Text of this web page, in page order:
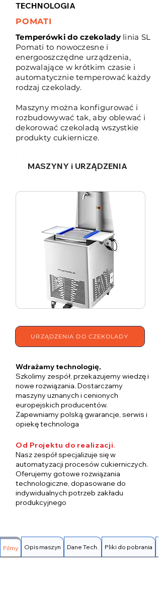
TECHNOLOGIA
POMATI
Temperówki do czekolady linia SL
Pomati to nowoczesne i
energooszczędne urządzenia,
pozwalające w krótkim czasie i
automatycznie temperować każdy
rodzaj czekolady.
Maszyny można konfigurować i
rozbudowywać tak, aby oblewać i
dekorować czekoladą wszystkie
produkty cukiernicze.
MASZYNY i URZĄDZENIA
URZĄDZENIA DO CZEKOLADY
Wdrażamy technologię,
Szkolimy zespół, przekazujemy wiedzę i
nowe rozwiązania. Dostarczamy
maszyny uznanych i cenionych
europejskich producentów.
Zapewniamy polską gwarancje, serwis i
opiekę technologa
Od Projektu do realizacji.
Nasz zespół specjalizuje się w
automatyzacji procesów cukierniczych.
Oferujemy gotowe rozwiązania
technologiczne, dopasowane do
indywidualnych potrzeb zakładu
produkcyjnego
Filmy Opis maszyn Dane Tech. Pliki do pobrania